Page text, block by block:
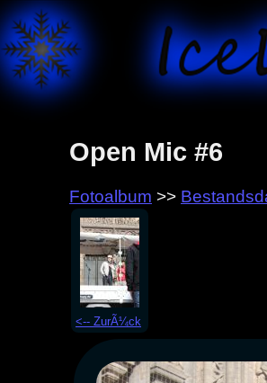
Open Mic #6
Fotoalbum >>
<-- ZurÃ¼ck